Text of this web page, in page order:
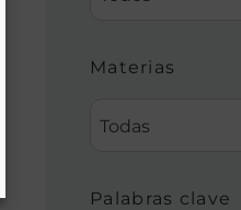
Materias
Todas
Palabras clave